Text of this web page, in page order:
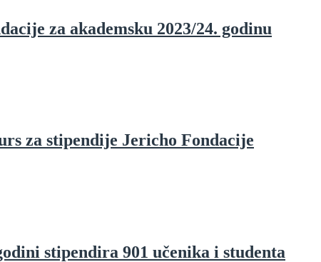
za akademsku 2023/24. godinu
za stipendije Jericho Fondacije
stipendira 901 učenika i studenta